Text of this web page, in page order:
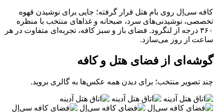
کافه سی‌اِل روی بام هتل قرار گرفته؛ جایی برای نوشیدن قهوه
تخصصی، نوشیدنی‌های سرد، صبحانه و غذاهای منتخب با منظره
۳۶۰ درجه از لنگرود. فضای باز و سبز کافه، تجربه‌ای متفاوت در هر
ساعت از روز می‌سازد.
گوشه‌ای از فضای هتل و کافه
چند تصویر منتخب؛ برای دیدن همه عکس‌ها به گالری بروید.